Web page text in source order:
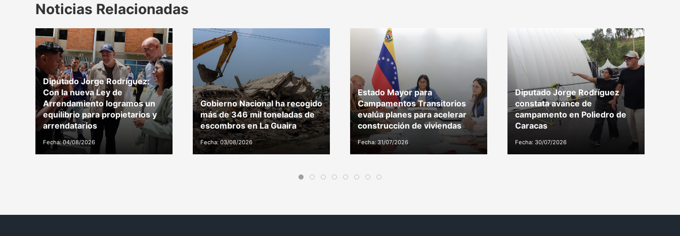
Noticias Relacionadas
Diputado Jorge Rodríguez:
Con la nueva Ley de
Arrendamiento logramos un
equilibrio para propietarios y
arrendatarios
Fecha: 04/08/2026
Gobierno Nacional ha recogido
más de 346 mil toneladas de
escombros en La Guaira
Fecha: 03/08/2026
Estado Mayor para
Campamentos Transitorios
evalúa planes para acelerar
construcción de viviendas
Fecha: 31/07/2026
Diputado Jorge Rodríguez
constata avance de
campamento en Poliedro de
Caracas
Fecha: 30/07/2026